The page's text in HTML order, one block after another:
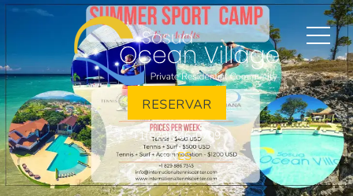
RESERVAR
+1(829)946-0709
ENES